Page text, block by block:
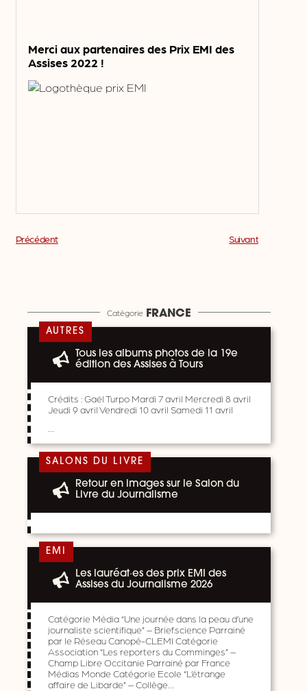
Merci aux partenaires des Prix EMI des
Assises 2022 !
Précédent Suivant
Catégorie FRANCE
AUTRES
Tous les albums photos de la 19e
édition des Assises à Tours
Crédits : Gaël Turpo Mardi 7 avril Mercredi 8 avril
Jeudi 9 avril Vendredi 10 avril Samedi 11 avril
SALONS DU LIVRE
Retour en images sur le Salon du
Livre du Journalisme
EMI
Les lauréat·es des prix EMI des
Assises du Journalisme 2026
Catégorie Média “Une journée dans la peau d’une
journaliste scientifique” – Brief.science Parrainé
par le Réseau Canopé-CLEMI Catégorie
Association “Les reporters du Comminges” –
Champ Libre Occitanie Parrainé par France
Médias Monde Catégorie Ecole “L’étrange
affaire de Libarde” – Collège…